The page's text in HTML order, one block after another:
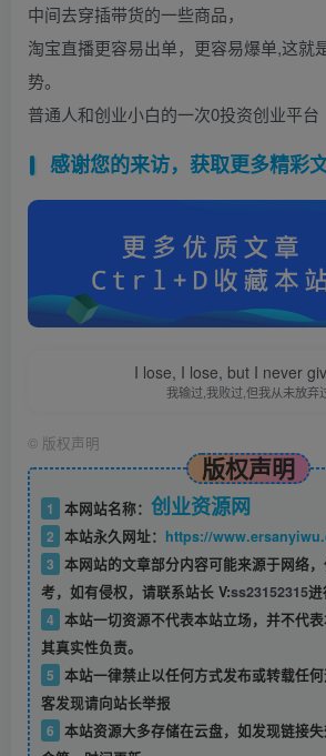
中间去穿插带货的一些商品，
淘宝直播更容易出单，更容易爆单,这就
势。
普通人和创业小白的一次0投资创业平台
感谢您的来访，获取更多精彩
I lose, I lose, but I never
我输过,我败过,但我从未放弃
© 版权声明
版权声明
1 本网站名称： 创业资源网
2 本站永久网址： https://
3 本网站的文章部分内容可能来源于网络
考，如有侵权，请联系站长 V:ss23152315进
4 本站一切资源不代表本站立场，并不代
其真实性负责。
5 本站一律禁止以任何方式发布或转载任
客发现请向站长举报
6 本站资源大多存储在云盘，如发现链接